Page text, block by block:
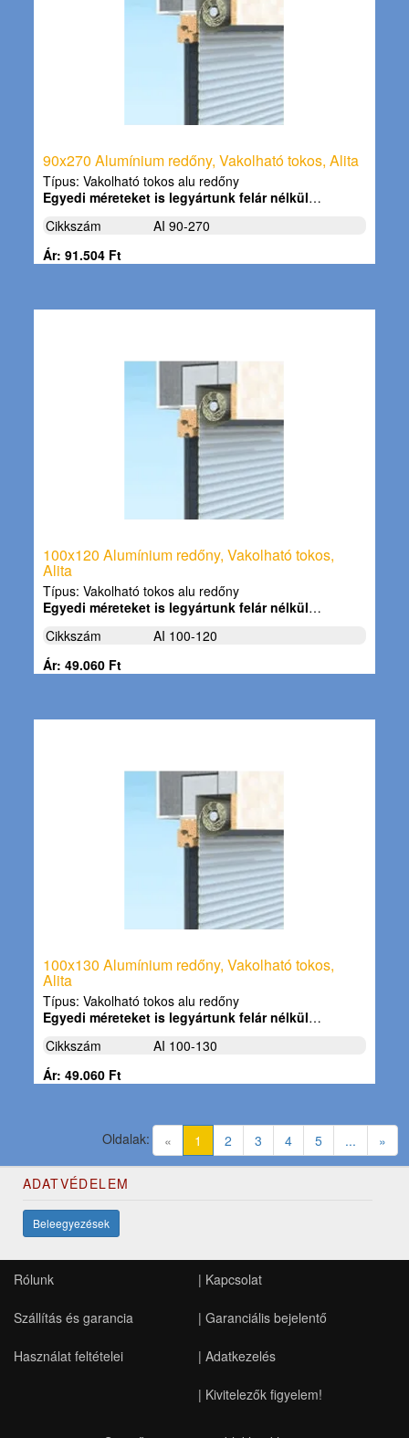
90x270 Alumínium redőny, Vakolható tokos, Alita
Típus: Vakolható tokos alu redőny
Egyedi méreteket is legyártunk felár nélkül…
Cikkszám
AI 90-270
Ár: 91.504 Ft
100x120 Alumínium redőny, Vakolható tokos,
Alita
Típus: Vakolható tokos alu redőny
Egyedi méreteket is legyártunk felár nélkül…
Cikkszám
AI 100-120
Ár: 49.060 Ft
100x130 Alumínium redőny, Vakolható tokos,
Alita
Típus: Vakolható tokos alu redőny
Egyedi méreteket is legyártunk felár nélkül…
Cikkszám
AI 100-130
Ár: 49.060 Ft
« 1 (current)
2 3 4 5 ... »
Oldalak:
ADATVÉDELEM
Beleegyezések
Rólunk
Szállítás és garancia
Használat feltételei
| Kapcsolat
| Garanciális bejelentő
| Adatkezelés
| Kivitelezők figyelem!